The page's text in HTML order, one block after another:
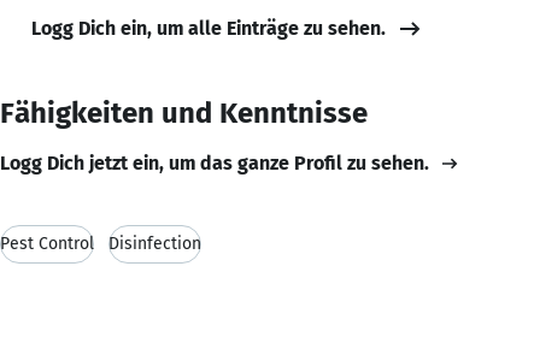
Logg Dich ein, um alle Einträge zu sehen.
Fähigkeiten und Kenntnisse
Logg Dich jetzt ein, um das ganze Profil zu sehen.
Pest Control Disinfection